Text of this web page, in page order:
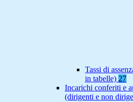
Tassi di
in tabelle) 27
Incarichi conferiti e
(dirigenti e non